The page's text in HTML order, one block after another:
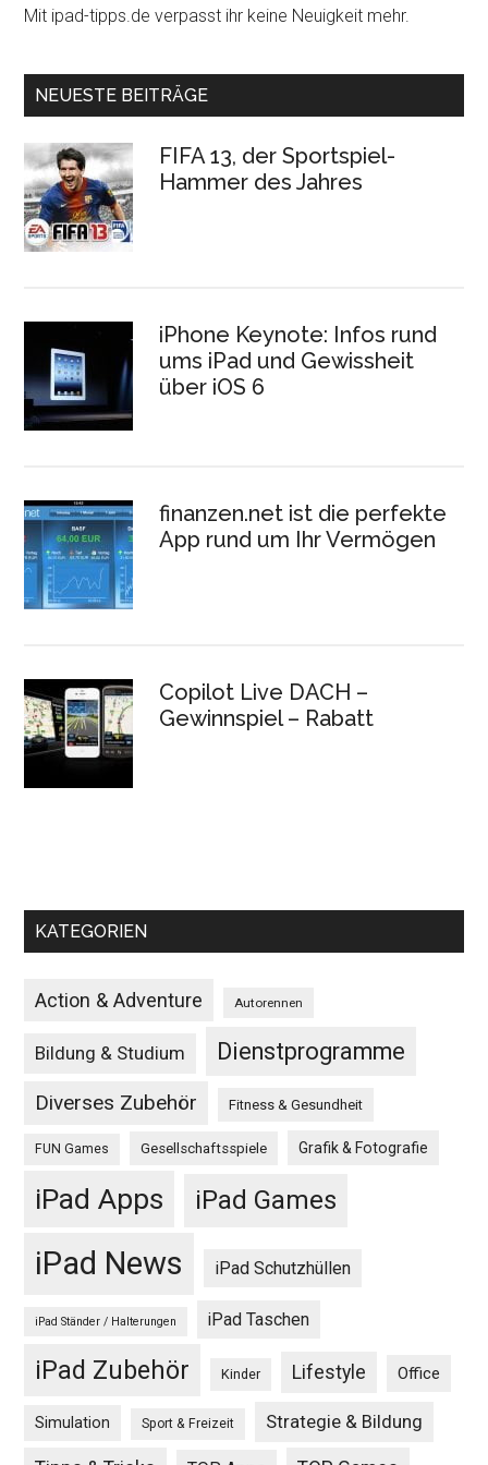
Mit ipad-tipps.de verpasst ihr keine Neuigkeit mehr.
NEUESTE BEITRÄGE
FIFA 13, der Sportspiel-
Hammer des Jahres
iPhone Keynote: Infos rund
ums iPad und Gewissheit
über iOS 6
finanzen.net ist die perfekte
App rund um Ihr Vermögen
Copilot Live DACH –
Gewinnspiel – Rabatt
KATEGORIEN
Action & Adventure Autorennen
Bildung & Studium Dienstprogramme
Diverses Zubehör Fitness & Gesundheit
FUN Games Gesellschaftsspiele Grafik & Fotografie
iPad Apps iPad Games
iPad News iPad Schutzhüllen
iPad Ständer / Halterungen iPad Taschen
iPad Zubehör Kinder Lifestyle Office
Simulation Sport & Freizeit Strategie & Bildung